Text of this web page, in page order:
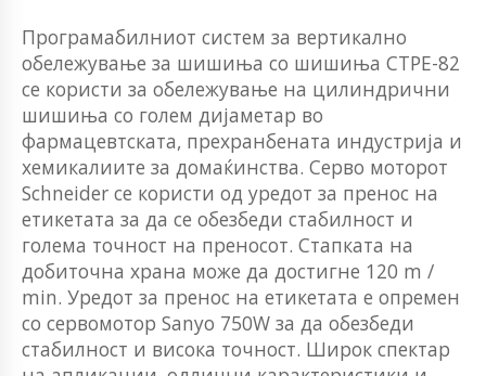
Програмабилниот систем за вертикално
обележување за шишиња со шишиња CTPE-82
се користи за обележување на цилиндрични
шишиња со голем дијаметар во
фармацевтската, прехранбената индустрија и
хемикалиите за домаќинства. Серво моторот
Schneider се користи од уредот за пренос на
етикетата за да се обезбеди стабилност и
голема точност на преносот. Стапката на
добиточна храна може да достигне 120 m /
min. Уредот за пренос на етикетата е опремен
со сервомотор Sanyo 750W за да обезбеди
стабилност и висока точност. Широк спектар